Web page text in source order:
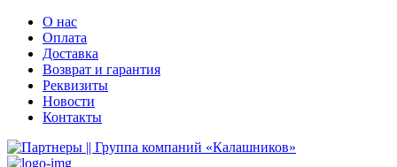
О нас
Оплата
Доставка
Возврат и гарантия
Реквизиты
Новости
Контакты